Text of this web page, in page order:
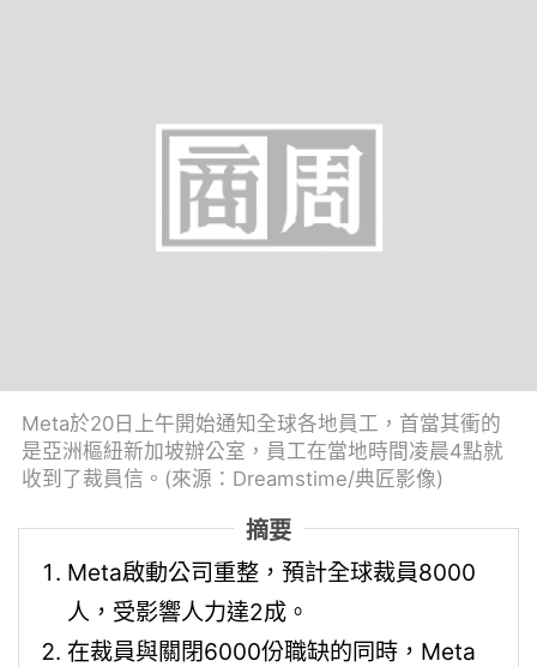
Meta於20日上午開始通知全球各地員工，首當其衝的
是亞洲樞紐新加坡辦公室，員工在當地時間凌晨4點就
收到了裁員信。(來源：Dreamstime/典匠影像)
摘要
Meta啟動公司重整，預計全球裁員8000
人，受影響人力達2成。
在裁員與關閉6000份職缺的同時，Meta